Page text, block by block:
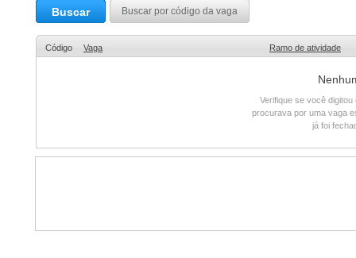
Buscar Buscar por código da vaga
Código Vaga Ramo de atividade
Verifique se você
procurava por uma vaga
já foi